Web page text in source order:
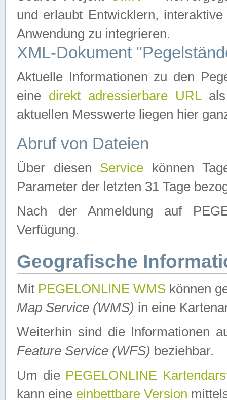
und erlaubt Entwicklern,
Anwendung zu integrieren.
XML-Dokument
Aktuelle Informationen zu den
eine direkt adressierbare URLals
aktuellen Messwerte liegen hier
Abruf von Dateien
Über diesen Service können
Parameter der letzten 31 Tage
Nach der Anmeldung auf
Verfügung.
Geografische
Mit PEGELONLINE WMS können
Map Service (WMS) in eine
Weiterhin sind die Informationen
Feature Service (WFS) beziehbar.
Um die PEGELONLINE
kann eine einbettbare Version